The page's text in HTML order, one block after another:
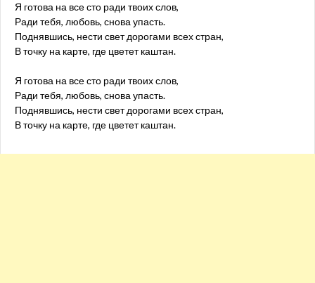
Я готова на все сто ради твоих слов,
Ради тебя, любовь, снова упасть.
Поднявшись, нести свет дорогами всех стран,
В точку на карте, где цветет каштан.
Я готова на все сто ради твоих слов,
Ради тебя, любовь, снова упасть.
Поднявшись, нести свет дорогами всех стран,
В точку на карте, где цветет каштан.